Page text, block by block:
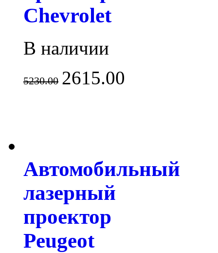
Chevrolet
В наличии
5230.00 2615.00
Автомобильный
лазерный
проектор
Peugeot